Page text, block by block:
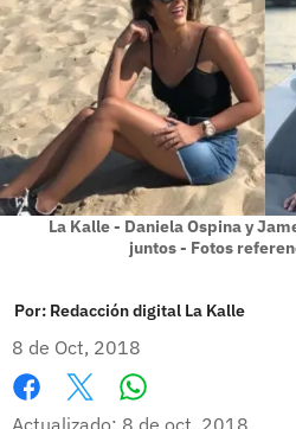
La Kalle - Daniela Ospina y
juntos - Fotos
Por: Redacción digital La Kalle
8 de Oct, 2018
Facebook
X
Actualizado: 8 de oct, 2018